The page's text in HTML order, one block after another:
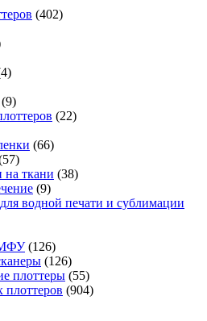
(402)
(9)
(22)
(66)
на ткани (38)
(9)
водной печати и сублимации
(126)
(126)
плоттеры (55)
(904)